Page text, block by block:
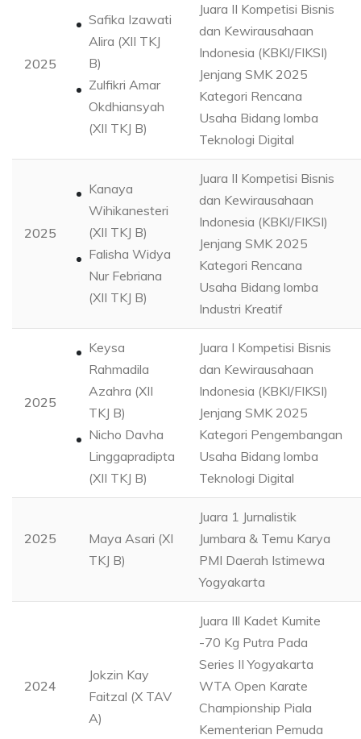
2025
Safika Izawati
Alira (XII TKJ
B)
Zulfikri Amar
Okdhiansyah
(XII TKJ B)
Juara II Kompetisi Bisnis
dan Kewirausahaan
Indonesia (KBKI/FIKSI)
Jenjang SMK 2025
Kategori Rencana
Usaha Bidang lomba
Teknologi Digital
2025
Kanaya
Wihikanesteri
(XII TKJ B)
Falisha Widya
Nur Febriana
(XII TKJ B)
Juara II Kompetisi Bisnis
dan Kewirausahaan
Indonesia (KBKI/FIKSI)
Jenjang SMK 2025
Kategori Rencana
Usaha Bidang lomba
Industri Kreatif
2025
Keysa
Rahmadila
Azahra (XII
TKJ B)
Nicho Davha
Linggapradipta
(XII TKJ B)
Juara I Kompetisi Bisnis
dan Kewirausahaan
Indonesia (KBKI/FIKSI)
Jenjang SMK 2025
Kategori Pengembangan
Usaha Bidang lomba
Teknologi Digital
2025
Maya Asari (XI
TKJ B)
Juara 1 Jurnalistik
Jumbara & Temu Karya
PMI Daerah Istimewa
Yogyakarta
2024
Jokzin Kay
Faitzal (X TAV
A)
Juara IIl Kadet Kumite
-70 Kg Putra Pada
Series II Yogyakarta
WTA Open Karate
Championship Piala
Kementerian Pemuda